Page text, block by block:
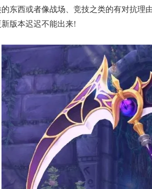
东西或者像战场、竞技之类的有对抗理
版本迟迟不能出来!